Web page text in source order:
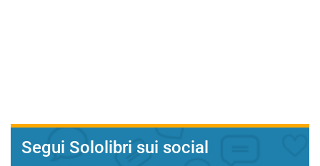
Segui Sololibri sui social